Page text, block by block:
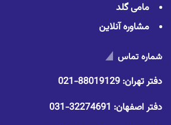
مامی گلد
مشاوره آنلاین
شماره تماس
دفتر تهران: 88019129-021
دفتر اصفهان: 32274691-031